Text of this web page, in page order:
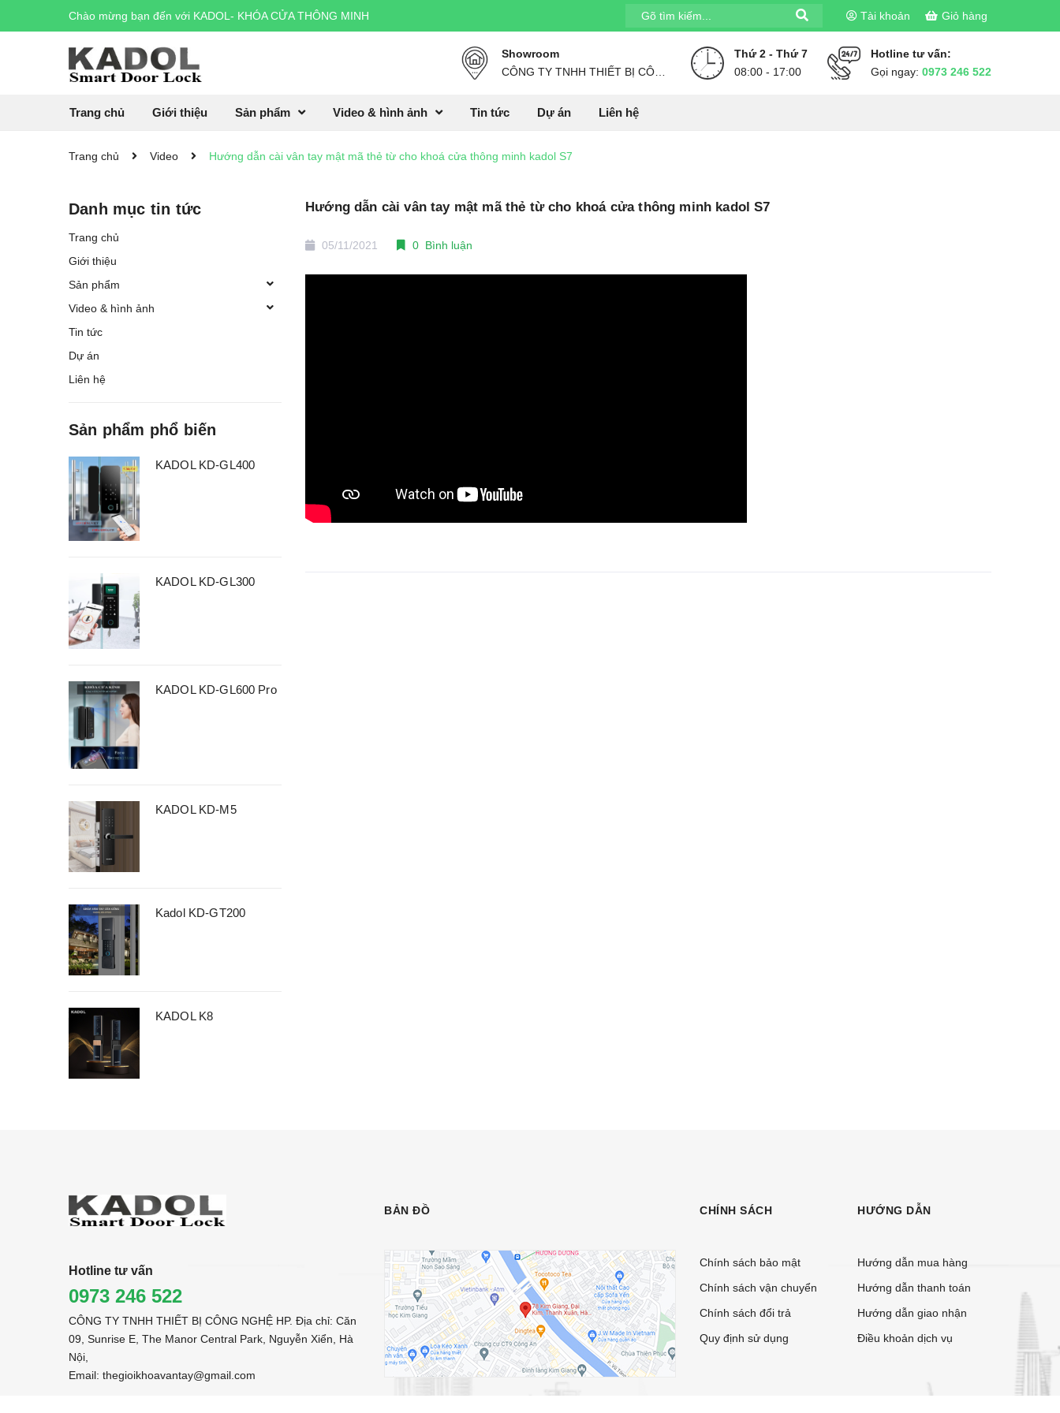
Chào mừng bạn đến với KADOL- KHÓA CỬA THÔNG MINH Tài khoản Giỏ hàng
Hotline tư vấn:
Gọi ngay: 0973 246 522
Thứ 2 - Thứ 7
08:00 - 17:00
Showroom
Trang chủ Giới thiệu Sản phẩm Video & hình ảnh Tin tức Dự án Liên hệ
Trang chủ Video Hướng dẫn cài vân tay mật mã thẻ từ cho khoá cửa thông minh kadol S7
Hướng dẫn cài vân tay mật mã thẻ từ cho khoá cửa thông minh kadol S7
05/11/2021 0 Bình luận
Danh mục tin tức
Trang chủ
Giới thiệu
Sản phẩm
Video & hình ảnh
Tin tức
Dự án
Liên hệ
Sản phẩm phổ biến
KADOL KD-GL400
KADOL KD-GL300
KADOL KD-GL600 Pro
KADOL KD-M5
Kadol KD-GT200
KADOL K8
Hotline tư vấn
0973 246 522
CÔNG TY TNHH THIẾT BỊ CÔNG NGHỆ HP. Địa chỉ: Căn
09, Sunrise E, The Manor Central Park, Nguyễn Xiển, Hà
Nội,
Email: thegioikhoavantay@gmail.com
BẢN ĐỒ CHÍNH SÁCH
Chính sách bảo mật
Chính sách vận chuyển
Chính sách đổi trả
Quy định sử dụng
HƯỚNG DẪN
Hướng dẫn mua hàng
Hướng dẫn thanh toán
Hướng dẫn giao nhận
Điều khoản dịch vụ